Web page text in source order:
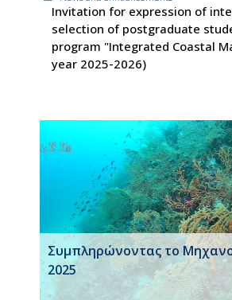
Invitation for expression of
selection of postgraduate
program "Integrated Coastal
year 2025-2026)
Συμπληρώνοντας το
2025